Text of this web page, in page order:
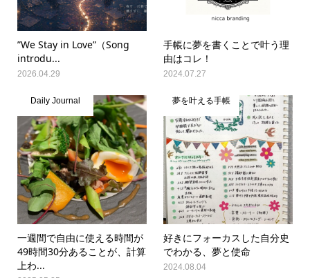
”We Stay in Love”（Song
introdu...
2026.04.29
手帳に夢を書くことで叶う理
由はコレ！
2024.07.27
Daily Journal
一週間で自由に使える時間が
49時間30分あることが、計算
上わ...
夢を叶える手帳
好きにフォーカスした自分史
でわかる、夢と使命
2024.08.04